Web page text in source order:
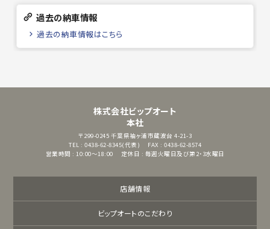
過去の納車情報
過去の納車情報はこちら
株式会社ビップオート
本社
〒299-0245 千葉県袖ヶ浦市蔵波台 4-21-3
TEL : 0438-62-8345(代表)
FAX : 0438-62-8574
営業時間 : 10:00～18:00
定休日 : 毎週火曜日及び第2・3水曜日
店舗情報
ビップオートのこだわり